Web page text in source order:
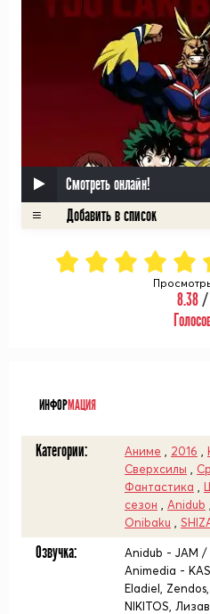
Смотреть онлайн!
8.38/
ИНФОРМАЦИЯ
Категории: Аниме 2016
Сверхсилы
Фантастика
сезон
Anidub
Onibaku
Озвучка:
Anidub - JAM
Animedia -
Eladiel,
NIKITOS,